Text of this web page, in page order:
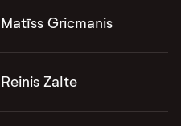
Matīss Gricmanis
Reinis Zalte